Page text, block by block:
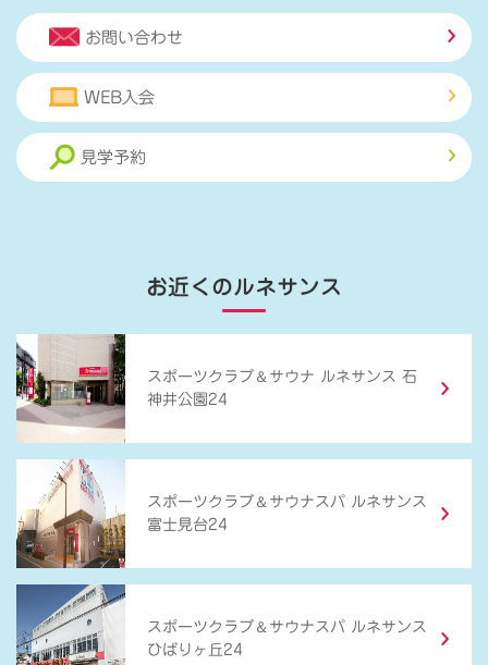
お問い合わせ
WEB入会
見学予約
お近くのルネサンス
スポーツクラブ ＆ サウナ ルネサンス 石
神井公園24
スポーツクラブ ＆ サウナスパ ルネサンス
富士見台24
スポーツクラブ ＆ サウナスパ ルネサンス
ひばりヶ丘24